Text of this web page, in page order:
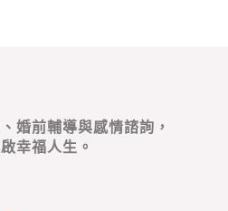
婚前輔導與感情諮詢，
幸福人生。